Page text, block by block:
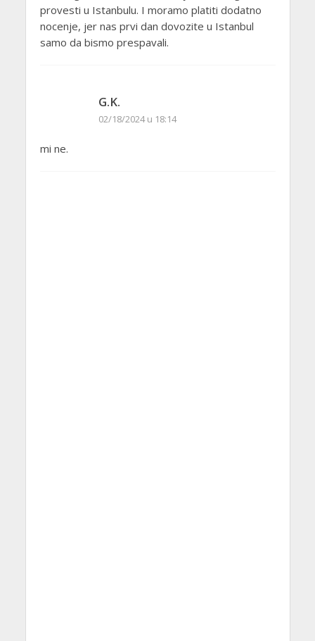
provesti u Istanbulu. I moramo platiti dodatno
nocenje, jer nas prvi dan dovozite u Istanbul
samo da bismo prespavali.
G.K.
02/18/2024 u 18:14
mi ne.